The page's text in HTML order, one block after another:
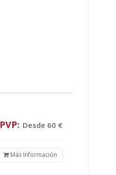
PVP: Desde 60 €
Más Información